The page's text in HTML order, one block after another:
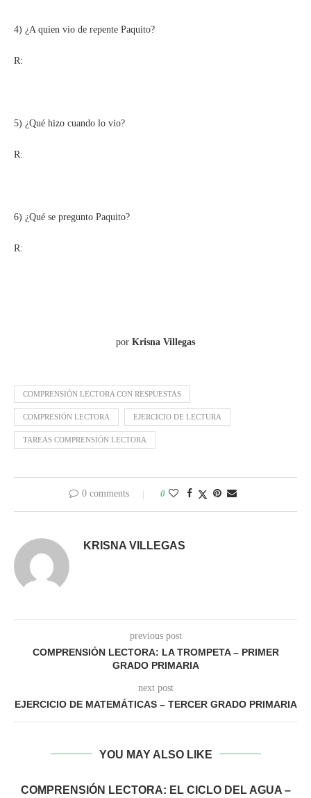
4) ¿A quien vio de repente Paquito?
R:
5) ¿Qué hizo cuando lo vio?
R:
6) ¿Qué se pregunto Paquito?
R:
por Krisna Villegas
COMPRENSIÓN LECTORA CON RESPUESTAS
COMPRESIÓN LECTORA EJERCICIO DE LECTURA
TAREAS COMPRENSIÓN LECTORA
0 comments 0
KRISNA VILLEGAS
previous post
COMPRENSIÓN LECTORA: LA TROMPETA – PRIMER
GRADO PRIMARIA
next post
EJERCICIO DE MATEMÁTICAS – TERCER GRADO PRIMARIA
YOU MAY ALSO LIKE
COMPRENSIÓN LECTORA: EL CICLO DEL AGUA –